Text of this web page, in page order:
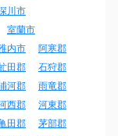
川市
室蘭市
内市
阿寒郡
田郡
石狩郡
河郡
雨竜郡
西郡
河東郡
田郡
茅部郡